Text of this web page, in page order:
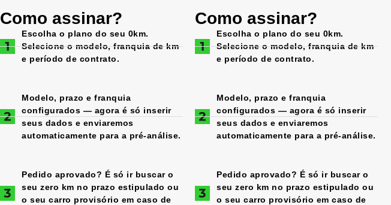
Como assinar?
Escolha o plano do seu 0km.
Selecione o modelo, franquia de km
e período de contrato.
Modelo, prazo e franquia
configurados — agora é só inserir
seus dados e enviaremos
automaticamente para a pré-análise.
Pedido aprovado? É só ir buscar o
seu zero km no prazo estipulado ou
o seu carro provisório em caso de
Como assinar?
Escolha o plano do seu 0km.
Selecione o modelo, franquia de km
e período de contrato.
Modelo, prazo e franquia
configurados — agora é só inserir
seus dados e enviaremos
automaticamente para a pré-análise.
Pedido aprovado? É só ir buscar o
seu zero km no prazo estipulado ou
o seu carro provisório em caso de